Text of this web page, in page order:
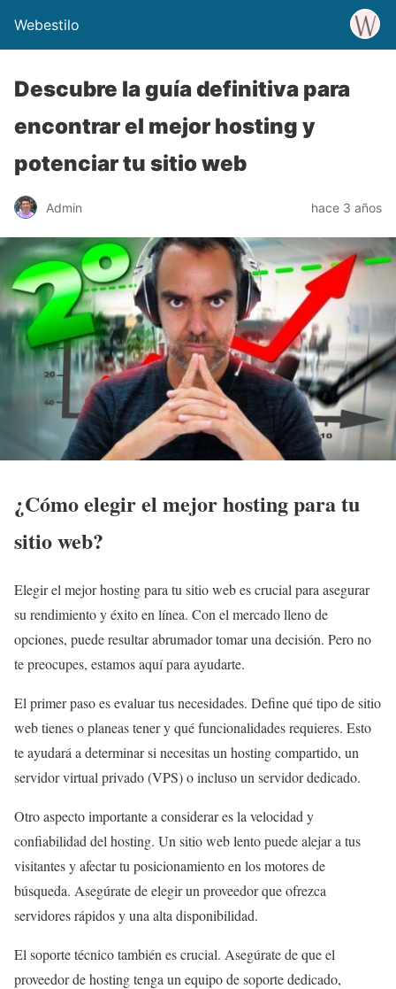
Webestilo
Descubre la guía definitiva para
encontrar el mejor hosting y
potenciar tu sitio web
Admin hace 3 años
¿Cómo elegir el mejor hosting para tu
sitio web?
Elegir el mejor hosting para tu sitio web es crucial para asegurar
su rendimiento y éxito en línea. Con el mercado lleno de
opciones, puede resultar abrumador tomar una decisión. Pero no
te preocupes, estamos aquí para ayudarte.
El primer paso es evaluar tus necesidades. Define qué tipo de sitio
web tienes o planeas tener y qué funcionalidades requieres. Esto
te ayudará a determinar si necesitas un hosting compartido, un
servidor virtual privado (VPS) o incluso un servidor dedicado.
Otro aspecto importante a considerar es la velocidad y
confiabilidad del hosting. Un sitio web lento puede alejar a tus
visitantes y afectar tu posicionamiento en los motores de
búsqueda. Asegúrate de elegir un proveedor que ofrezca
servidores rápidos y una alta disponibilidad.
El soporte técnico también es crucial. Asegúrate de que el
proveedor de hosting tenga un equipo de soporte dedicado,